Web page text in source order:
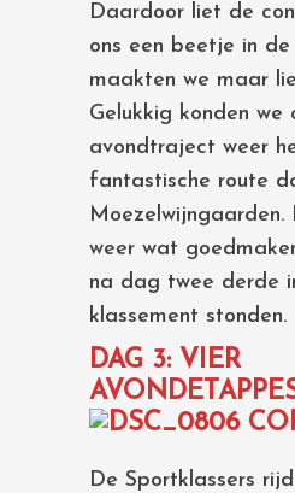
Daardoor liet de
ons een beetje in
maakten we maar
Gelukkig konden we
avondtraject weer
fantastische route
Moezelwijngaarden.
weer wat
na dag twee derde
klassement stonden.
DAG 3: VIER
De Sportklassers